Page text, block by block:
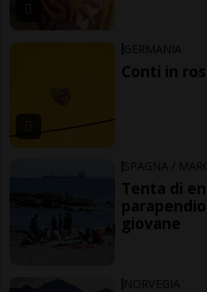
GERMANIA
Conti in
SPAGNA /
Tenta di
giovane
NORVEGIA